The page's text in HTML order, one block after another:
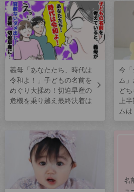
義母「あなたたち、時代は
令和よ！」子どもの名前を
めぐり大揉め！切迫早産の
危機を乗り越え最終決着は
今「
ム
ど
上
ムは
名
ュ